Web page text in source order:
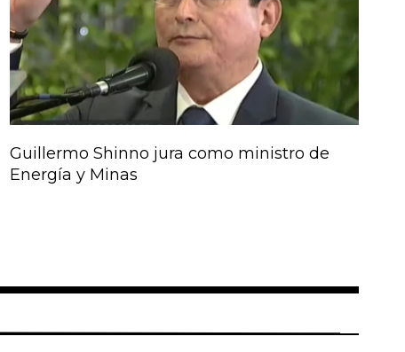
Guillermo Shinno jura como ministro de
Energía y Minas